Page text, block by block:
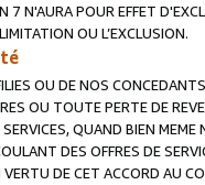
7 N'AURA POUR EFFET
OU L’EXCLUSION.
OU DE NOS
OU TOUTE PERTE DE
QUAND BIEN
DES OFFRES DE
DE CET ACCORD AU